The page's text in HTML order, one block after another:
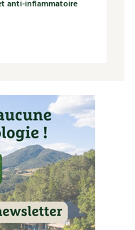
anti-inflammatoire